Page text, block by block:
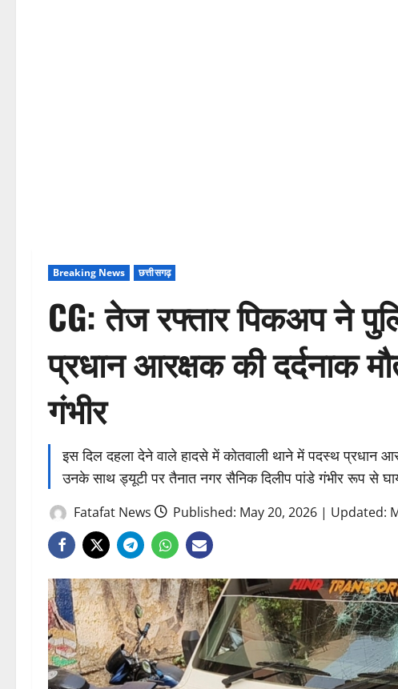
Breaking News छत्तीसगढ़
CG: तेज रफ्तार पिकअप ने
प्रधान आरक्षक की दर्दनाक
गंभीर
इस दिल दहला देने वाले हादसे में कोतवाली थाने में पदस्थ प्रधान
उनके साथ ड्यूटी पर तैनात नगर सैनिक दिलीप पांडे गंभीर रूप से
Fatafat News Published: May 20, 2026 | Updated: